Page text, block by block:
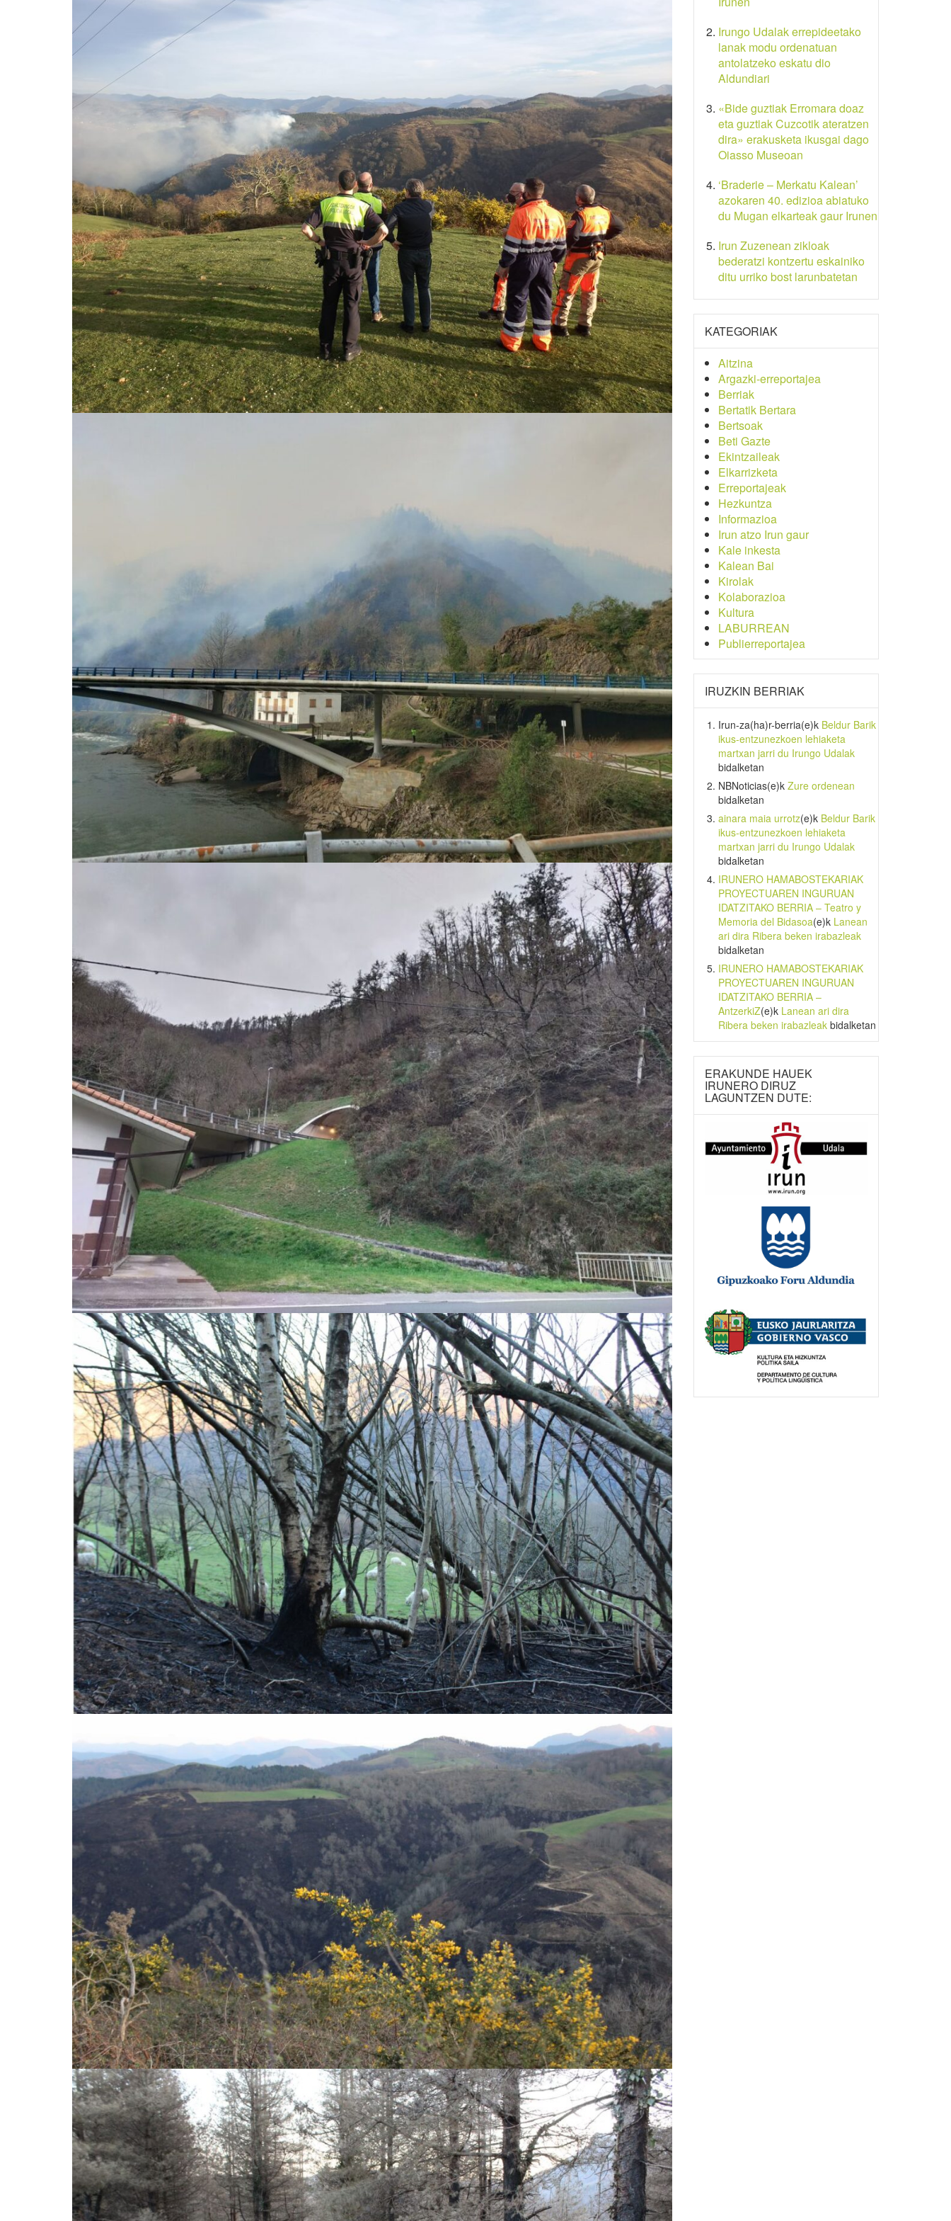
Irungo Udalak errepideetako
lanak modu ordenatuan
antolatzeko eskatu dio
Aldundiari
«Bide guztiak Erromara doaz
eta guztiak Cuzcotik ateratzen
dira» erakusketa ikusgai dago
Oiasso Museoan
‘Braderie – Merkatu Kalean’
azokaren 40. edizioa abiatuko
du Mugan elkarteak gaur Irunen
Irun Zuzenean zikloak
bederatzi kontzertu eskainiko
ditu urriko bost larunbatetan
KATEGORIAK
Aitzina
Argazki-erreportajea
Berriak
Bertatik Bertara
Bertsoak
Beti Gazte
Ekintzaileak
Elkarrizketa
Erreportajeak
Hezkuntza
Informazioa
Irun atzo Irun gaur
Kale inkesta
Kalean Bai
Kirolak
Kolaborazioa
Kultura
LABURREAN
Publierreportajea
IRUZKIN BERRIAK
Irun-za(ha)r-berria(e)k Beldur Barik
ikus-entzunezkoen lehiaketa
martxan jarri du Irungo Udalak
bidalketan
NBNoticias(e)k Zure ordenean
bidalketan
ainara maia urrotz(e)k Beldur Barik
ikus-entzunezkoen lehiaketa
martxan jarri du Irungo Udalak
bidalketan
IRUNERO HAMABOSTEKARIAK
PROYECTUAREN INGURUAN
IDATZITAKO BERRIA – Teatro y
Memoria del Bidasoa(e)k Lanean
ari dira Ribera beken irabazleak
bidalketan
IRUNERO HAMABOSTEKARIAK
PROYECTUAREN INGURUAN
IDATZITAKO BERRIA –
AntzerkiZ(e)k Lanean ari dira
Ribera beken irabazleakbidalketan
ERAKUNDE HAUEK
IRUNERO DIRUZ
LAGUNTZEN DUTE: